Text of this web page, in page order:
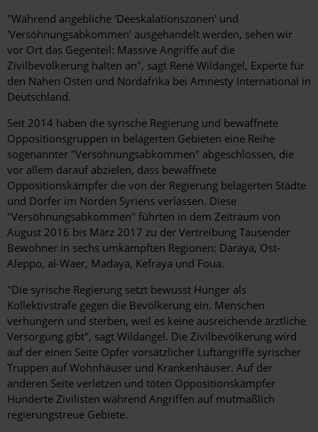
"Während angebliche 'Deeskalationszonen' und
'Versöhnungsabkommen' ausgehandelt werden, sehen wir
vor Ort das Gegenteil: Massive Angriffe auf die
Zivilbevölkerung halten an", sagt René Wildangel, Experte für
den Nahen Osten und Nordafrika bei Amnesty International in
Deutschland.
Seit 2014 haben die syrische Regierung und bewaffnete
Oppositionsgruppen in belagerten Gebieten eine Reihe
sogenannter "Versöhnungsabkommen" abgeschlossen, die
vor allem darauf abzielen, dass bewaffnete
Oppositionskämpfer die von der Regierung belagerten Städte
und Dörfer im Norden Syriens verlassen. Diese
"Versöhnungsabkommen" führten in dem Zeitraum von
August 2016 bis März 2017 zu der Vertreibung Tausender
Bewohner in sechs umkämpften Regionen: Daraya, Ost-
Aleppo, al-Waer, Madaya, Kefraya und Foua.
"Die syrische Regierung setzt bewusst Hunger als
Kollektivstrafe gegen die Bevölkerung ein. Menschen
verhungern und sterben, weil es keine ausreichende ärztliche
Versorgung gibt", sagt Wildangel. Die Zivilbevölkerung wird
auf der einen Seite Opfer vorsätzlicher Luftangriffe syrischer
Truppen auf Wohnhäuser und Krankenhäuser. Auf der
anderen Seite verletzen und töten Oppositionskämpfer
Hunderte Zivilisten während Angriffen auf mutmaßlich
regierungstreue Gebiete.